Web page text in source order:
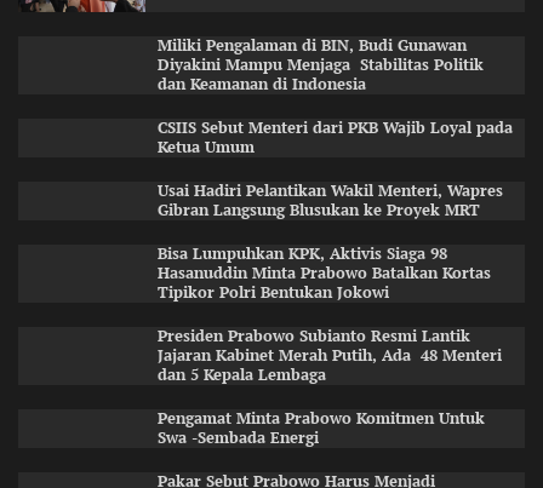
Miliki Pengalaman di BIN, Budi Gunawan
Diyakini Mampu Menjaga Stabilitas Politik
dan Keamanan di Indonesia
CSIIS Sebut Menteri dari PKB Wajib Loyal pada
Ketua Umum
Usai Hadiri Pelantikan Wakil Menteri, Wapres
Gibran Langsung Blusukan ke Proyek MRT
Bisa Lumpuhkan KPK, Aktivis Siaga 98
Hasanuddin Minta Prabowo Batalkan Kortas
Tipikor Polri Bentukan Jokowi
Presiden Prabowo Subianto Resmi Lantik
Jajaran Kabinet Merah Putih, Ada 48 Menteri
dan 5 Kepala Lembaga
Pengamat Minta Prabowo Komitmen Untuk
Swa -Sembada Energi
Pakar Sebut Prabowo Harus Menjadi